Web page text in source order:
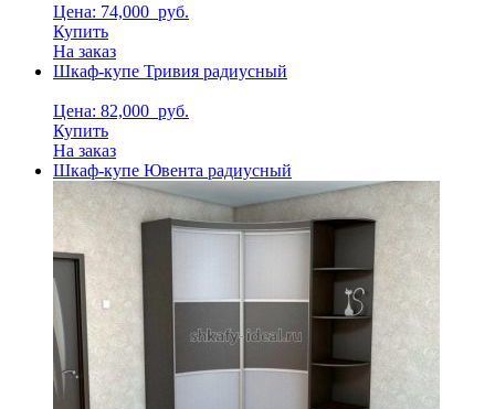
Цена: 74,000 руб.
Купить
На заказ
Шкаф-купе Тривия радиусный
Цена: 82,000 руб.
Купить
На заказ
Шкаф-купе Ювента радиусный